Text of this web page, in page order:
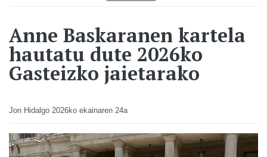
Anne Baskaranen kartela
hautatu dute 2026ko
Gasteizko jaietarako
Jon Hidalgo 2026ko ekainaren 24a